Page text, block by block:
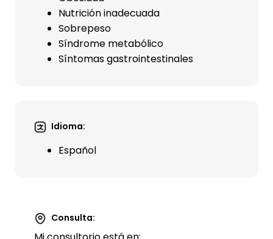
Nutrición inadecuada
Sobrepeso
Síndrome metabólico
Síntomas gastrointestinales
Idioma:
Español
Consulta: